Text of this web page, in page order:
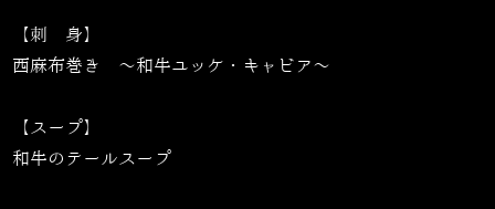
【刺 身】
西麻布巻き 〜和牛ユッケ・キャビア〜
【スープ】
和牛のテールスープ